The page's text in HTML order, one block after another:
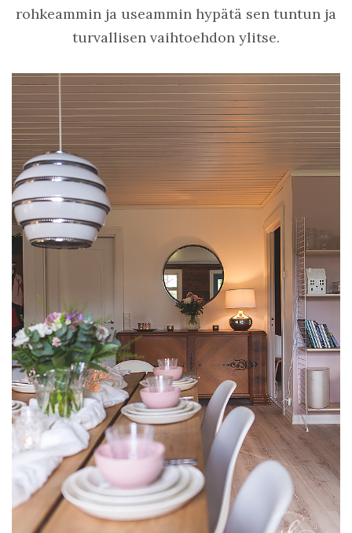
rohkeammin ja useammin hypätä sen tuntun ja
turvallisen vaihtoehdon ylitse.